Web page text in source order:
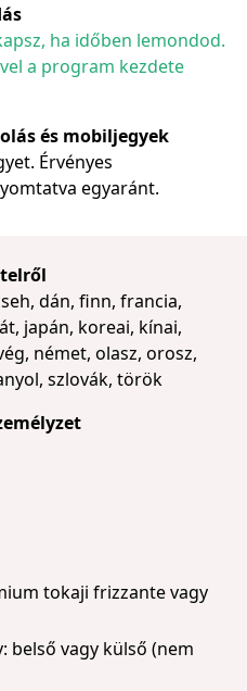
ha időben lemondod.
a program kezdete
és mobiljegyek
Érvényes
egyaránt.
dán, finn, francia,
japán, koreai, kínai,
német, olasz, orosz,
szlovák, török
tokaji frizzante vagy
belső vagy külső (nem